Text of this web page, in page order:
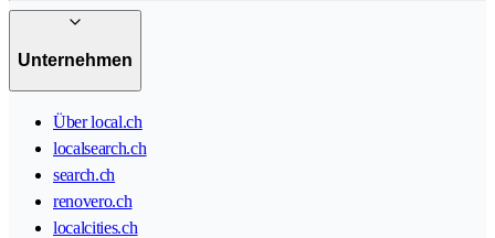
Unternehmen
Über local.ch
localsearch.ch
search.ch
renovero.ch
localcities.ch